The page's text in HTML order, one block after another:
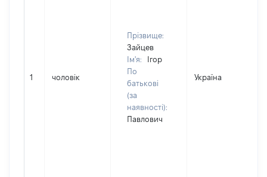
1 чоловік
Прізвище:
Зайцев
Ім'я:
Ігор
По
батькові
(за
наявності):
Павлович
Україна